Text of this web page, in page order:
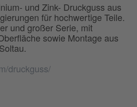
und Zink- Druckguss aus
für hochwertige Teile.
und großer Serie, mit
sowie Montage aus
druckguss/